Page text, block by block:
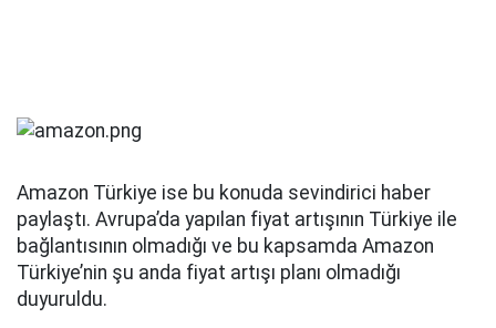
Amazon Türkiye ise bu konuda sevindirici haber
paylaştı. Avrupa’da yapılan fiyat artışının Türkiye ile
bağlantısının olmadığı ve bu kapsamda Amazon
Türkiye’nin şu anda fiyat artışı planı olmadığı
duyuruldu.